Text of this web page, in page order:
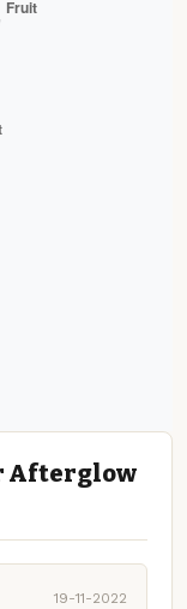
Afterglow
19-11-2022